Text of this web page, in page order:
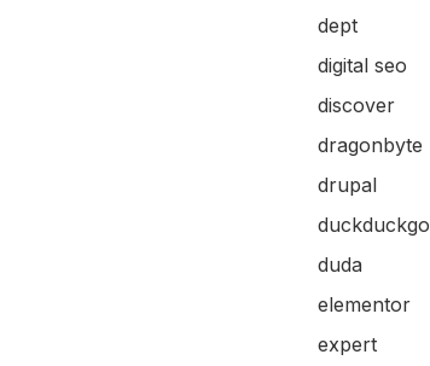
dept
digital seo
discover
dragonbyte
drupal
duckduckgo
duda
elementor
expert